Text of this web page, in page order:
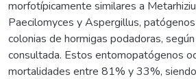
morfotípicamente similares a
Paecilomyces y Aspergillus,
colonias de hormigas podadoras,
consultada. Estos entomopatógenos
mortalidades entre 81% y 33%,